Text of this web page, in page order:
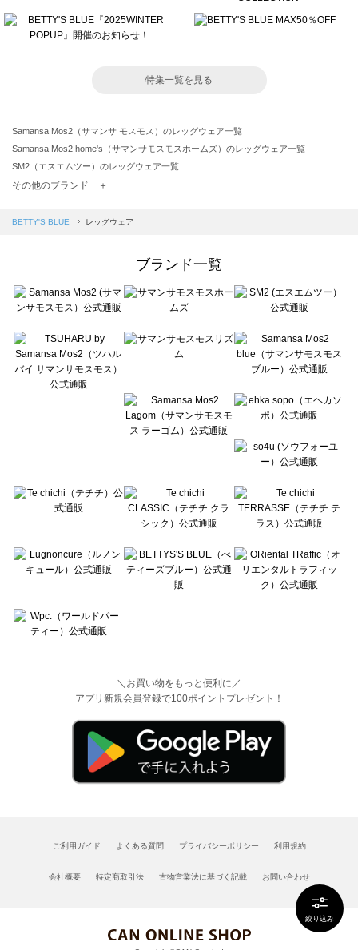
絞り込み
特集一覧を見る
Samansa Mos2（サマンサ モスモス）のレッグウェア一覧
Samansa Mos2 home's（サマンサモスモスホームズ）のレッグウェア一覧
SM2（エスエムツー）のレッグウェア一覧
TSUHARU by Samansa Mos2（ツハルバイサマンサモスモス）のレッグウェア一覧
Samansa Mos2 blue（サマンサモスモス ブルー）のレッグウェア一覧
sō4ū（ソウフォーユー）のレッグウェア一覧
Te chichi（テチチ）のレッグウェア一覧
Te chichi CLASSIC（テチチ クラシック）のレッグウェア一覧
Lugnoncure（ルノンキュール）のレッグウェア一覧
BETTY'S BLUE（べティーズブルー）のレッグウェア一覧
Wpc.（ワールドパーティー）のレッグウェア一覧
その他のブランド ＋
BETTY'S BLUE レッグウェア
ブランド一覧
＼お買い物をもっと便利に／
アプリ新規会員登録で100ポイントプレゼント！
ご利用ガイド よくある質問 プライバシーポリシー 利用規約
会社概要 特定商取引法 古物営業法に基づく記載 お問い合わせ